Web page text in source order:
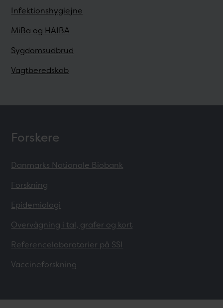
Infektionshygiejne
MiBa og HAIBA
Sygdomsudbrud
Vagtberedskab
Forskere
Danmarks Nationale Biobank
Forskning
Epidemiologi
Overvågning i tal, grafer og kort
Referencelaboratorier på SSI
Vaccineforskning